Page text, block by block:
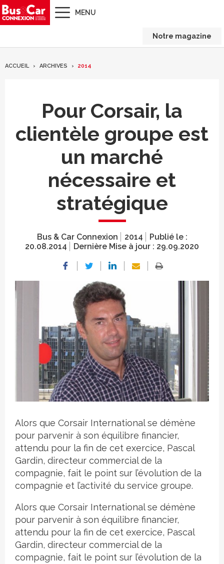
MENU
Notre magazine
ACCUEIL ARCHIVES 2014
Pour Corsair, la
clientèle groupe est
un marché
nécessaire et
stratégique
Bus & Car Connexion 2014
Publié le :
20.08.2014
Dernière Mise à jour : 29.09.2020
Crédit photo
Alors que Corsair International se démène
pour parvenir à son équilibre financier,
attendu pour la fin de cet exercice, Pascal
Gardin, directeur commercial de la
compagnie, fait le point sur l’évolution de la
compagnie et l’activité du service groupe.
Alors que Corsair International se démène
pour parvenir à son équilibre financier,
attendu pour la fin de cet exercice, Pascal
Gardin, directeur commercial de la
compagnie, fait le point sur l’évolution de la